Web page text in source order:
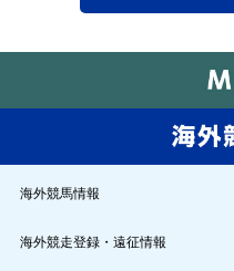
海外競馬情報
海外競走登録・遠征情報